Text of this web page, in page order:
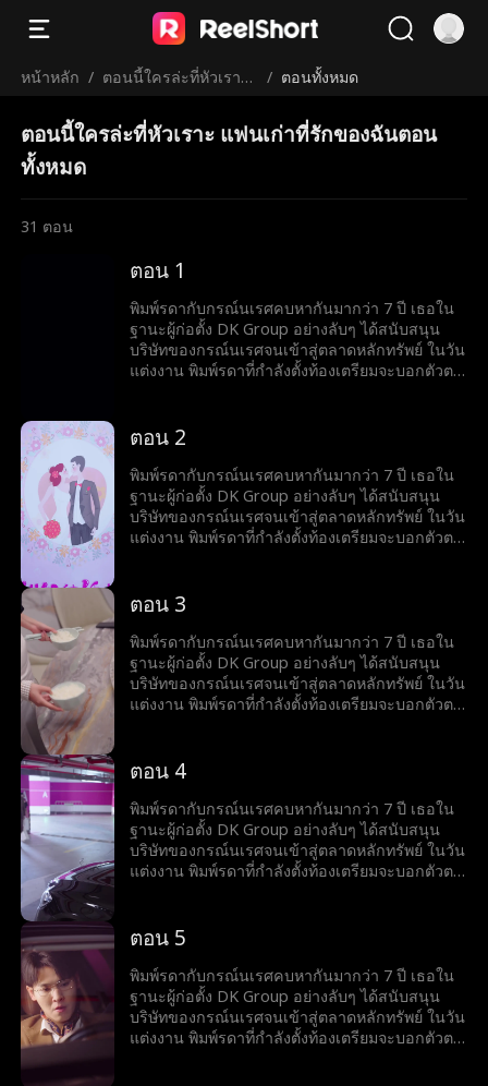
หน้าหลัก / ตอนนี้ใครล่ะที่หัวเราะ
แฟนเก่าที่รักของฉัน
/ ตอนทั้งหมด
ตอนนี้ใครล่ะที่หัวเราะ แฟนเก่าที่รักของฉันตอน
ทั้งหมด
31 ตอน
ตอน 1
พิมพ์รดากับกรณ์นเรศคบหากันมากว่า 7 ปี เธอใน
ฐานะผู้ก่อตั้ง DK Group อย่างลับๆ ได้สนับสนุน
บริษัทของกรณ์นเรศจนเข้าสู่ตลาดหลักทรัพย์ ในวัน
แต่งงาน พิมพ์รดาที่กำลังตั้งท้องเตรียมจะบอกตัวตน
ทำให้พิมพ์รดาต้องอับอายต่อหน้าผู้คน ถึงขั้นให้
พิมพ์รดาพยายามอดทนมาหลายครั้ง แต่กลับพบว่า
กรณ์นเรศและกานต์พิชชาเป็นชู้กัน ยิ่งไปกว่านั้น
เธอดันเชื่อคำโกหกของกรณ์นเรศที่บอกว่าเขาเป็น
ผู้ก่อตั้ง DK Group พอพิมพ์รดาได้รู้ธาตุแท้ของก
จริงๆ ของเธอในงานเลี้ยงเซ็นสัญญาและยกเลิก
การลงทุนกับกรณ์นเรศ มองดูท่าทางน่าเกลียดกับ
ความเสียใจของเขา...
ตอน 2
พิมพ์รดากับกรณ์นเรศคบหากันมากว่า 7 ปี เธอใน
ฐานะผู้ก่อตั้ง DK Group อย่างลับๆ ได้สนับสนุน
บริษัทของกรณ์นเรศจนเข้าสู่ตลาดหลักทรัพย์ ในวัน
แต่งงาน พิมพ์รดาที่กำลังตั้งท้องเตรียมจะบอกตัวตน
ทำให้พิมพ์รดาต้องอับอายต่อหน้าผู้คน ถึงขั้นให้
พิมพ์รดาพยายามอดทนมาหลายครั้ง แต่กลับพบว่า
กรณ์นเรศและกานต์พิชชาเป็นชู้กัน ยิ่งไปกว่านั้น
เธอดันเชื่อคำโกหกของกรณ์นเรศที่บอกว่าเขาเป็น
ผู้ก่อตั้ง DK Group พอพิมพ์รดาได้รู้ธาตุแท้ของก
จริงๆ ของเธอในงานเลี้ยงเซ็นสัญญาและยกเลิก
การลงทุนกับกรณ์นเรศ มองดูท่าทางน่าเกลียดกับ
ความเสียใจของเขา...
ตอน 3
พิมพ์รดากับกรณ์นเรศคบหากันมากว่า 7 ปี เธอใน
ฐานะผู้ก่อตั้ง DK Group อย่างลับๆ ได้สนับสนุน
บริษัทของกรณ์นเรศจนเข้าสู่ตลาดหลักทรัพย์ ในวัน
แต่งงาน พิมพ์รดาที่กำลังตั้งท้องเตรียมจะบอกตัวตน
ทำให้พิมพ์รดาต้องอับอายต่อหน้าผู้คน ถึงขั้นให้
พิมพ์รดาพยายามอดทนมาหลายครั้ง แต่กลับพบว่า
กรณ์นเรศและกานต์พิชชาเป็นชู้กัน ยิ่งไปกว่านั้น
เธอดันเชื่อคำโกหกของกรณ์นเรศที่บอกว่าเขาเป็น
ผู้ก่อตั้ง DK Group พอพิมพ์รดาได้รู้ธาตุแท้ของก
จริงๆ ของเธอในงานเลี้ยงเซ็นสัญญาและยกเลิก
การลงทุนกับกรณ์นเรศ มองดูท่าทางน่าเกลียดกับ
ความเสียใจของเขา...
ตอน 4
พิมพ์รดากับกรณ์นเรศคบหากันมากว่า 7 ปี เธอใน
ฐานะผู้ก่อตั้ง DK Group อย่างลับๆ ได้สนับสนุน
บริษัทของกรณ์นเรศจนเข้าสู่ตลาดหลักทรัพย์ ในวัน
แต่งงาน พิมพ์รดาที่กำลังตั้งท้องเตรียมจะบอกตัวตน
ทำให้พิมพ์รดาต้องอับอายต่อหน้าผู้คน ถึงขั้นให้
พิมพ์รดาพยายามอดทนมาหลายครั้ง แต่กลับพบว่า
กรณ์นเรศและกานต์พิชชาเป็นชู้กัน ยิ่งไปกว่านั้น
เธอดันเชื่อคำโกหกของกรณ์นเรศที่บอกว่าเขาเป็น
ผู้ก่อตั้ง DK Group พอพิมพ์รดาได้รู้ธาตุแท้ของก
ตอน 5
พิมพ์รดากับกรณ์นเรศคบหากันมากว่า 7 ปี เธอใน
ฐานะผู้ก่อตั้ง DK Group อย่างลับๆ ได้สนับสนุน
บริษัทของกรณ์นเรศจนเข้าสู่ตลาดหลักทรัพย์ ในวัน
แต่งงาน พิมพ์รดาที่กำลังตั้งท้องเตรียมจะบอกตัวตน